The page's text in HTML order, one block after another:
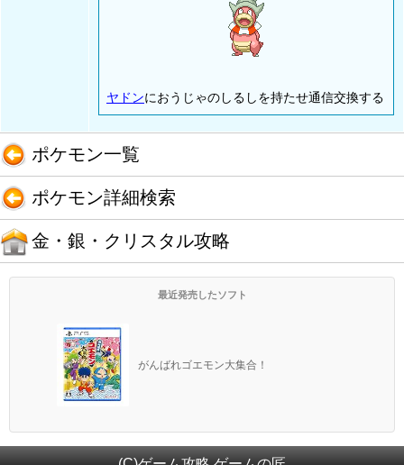
ヤドンにおうじゃのしるしを持たせ通信交換する
ポケモン一覧
ポケモン詳細検索
金・銀・クリスタル攻略
最近発売したソフト
がんばれゴエモン大集合！